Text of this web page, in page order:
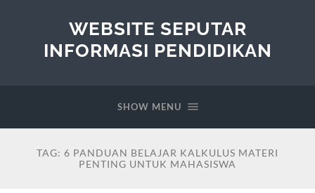
WEBSITE SEPUTAR
INFORMASI PENDIDIKAN
SHOW MENU
TAG: 6 PANDUAN BELAJAR KALKULUS MATERI
PENTING UNTUK MAHASISWA